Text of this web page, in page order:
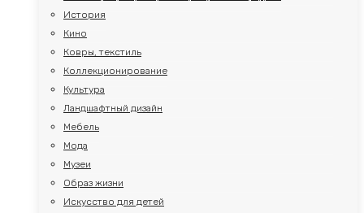
История
Кино
Ковры, текстиль
Коллекционирование
Культура
Ландшафтный дизайн
Мебель
Мода
Музеи
Образ жизни
Искусство для детей